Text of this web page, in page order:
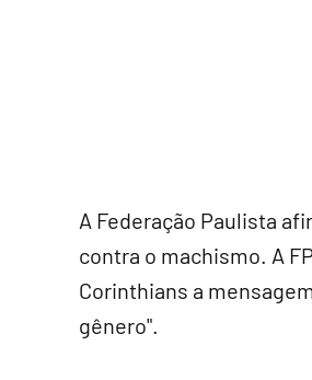
A Federação Paulista
contra o machismo. A
Corinthians a
gênero".